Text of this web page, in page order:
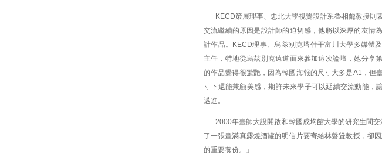
KECD策展理事、忠北大學視覺設計系魯相龍教授則
交流繼續的原因是設計師的迫切感，他將以深厚的友情
計作品。KECD理事、烏兹别克塔什干富川大學多媒體
主任，特地從烏茲別克遠道而來參加這次論壇，她分享
的作品覺得很驚艷，因為韓國海報的尺寸大多是A1，但
寸下還能兼顧美感，期許未來學子可以延續交流動能，
邁進。
2000年臺師大設開啟和韓國成均館大學的研究生間
了一張畫滿真露燒酒罐的明信片要寄給林磐聳教授，卻
的重要養份。」